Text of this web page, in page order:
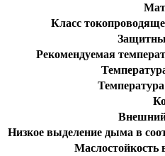
Класс
Рекомендуемая
Низкое выделение дыма в
Маслостойкость